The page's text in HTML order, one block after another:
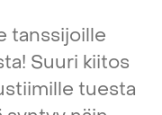
tanssijoille
Suuri kiitos
tuesta